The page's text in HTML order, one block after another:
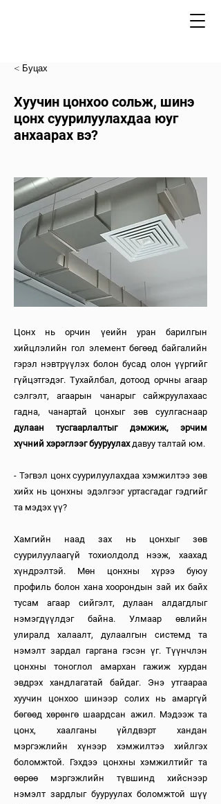
< Буцах
Хуучин цонхоо сольж, шинэ
цонх суурилуулахдаа юуг
анхаарах вэ?
Цонх нь орчин үеийн уран барилгын
хийцлэлийн гол элемент бөгөөд байгалийн
гэрэл нэвтрүүлэх болон бусад олон үүргийг
гүйцэтгэдэг. Тухайлбал, дотоод орчны агаар
сэлгэлт, агаарын чанарыг сайжруулахаас
гадна, чанартай цонхыг зөв суулгаснаар
дулаан тусгаарлалтыг дэмжиж, эрчим
хүчний хэрэглээг бууруулахдавуу талтай юм.
- Тэгвэл цонх суурилуулахдаа хэмжилтээ зөв
хийх нь цонхны эдэлгээг уртасгадаг гэдгийг
та мэдэх үү?
Хамгийн наад зах нь цонхыг зөв
суурилуулаагүй тохиолдолд нээж, хаахад
хүндрэлтэй. Мөн цонхны хүрээ буюу
профиль болон хана хоорондын зай их байх
тусам агаар сийгэлт, дулаан алдагдлыг
нэмэгдүүлдэг байна. Улмаар өвлийн
улиралд халаалт, дулаалгын системд та
нэмэлт зардал гаргана гэсэн үг. Түүнчлэн
цонхны тоноглол амархан гажиж хурдан
эвдрэх хандлагатай байдаг. Энэ утгаараа
хуучин цонхоо шинээр солих нь амаргүй
бөгөөд хөрөнгө шаардсан ажил. Мэдээж та
цонх, хаалганы үйлдвэрт хандан
мэргэжлийн хүнээр хэмжилтээ хийлгэх
боломжтой. Гэхдээ цонхны хэмжилтийг та
өөрөө мэргэжлийн түвшинд хийснээр
нэмэлт зардлыг бууруулах боломжтой шүү